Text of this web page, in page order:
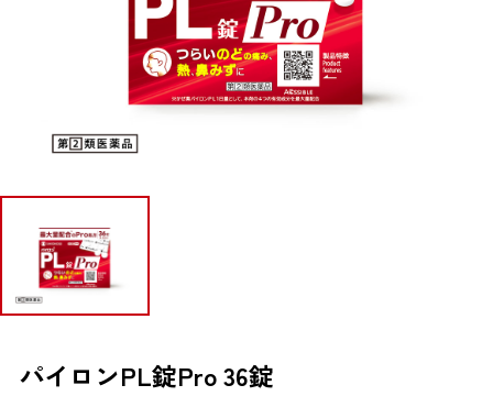
Proシリーズ スキンケア
カテゴリーで探す
ブランドから探す
お問い合わせ
パイロンPL錠Pro 36錠